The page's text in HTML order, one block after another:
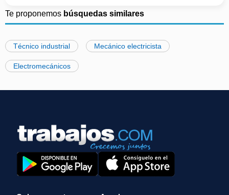
Te proponemos búsquedas similares
Técnico industrial Mecánico electricista
Electromecánicos